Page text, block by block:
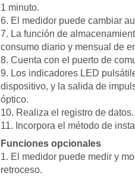
1 minuto.
6. El medidor puede cambiar
7. La función de
consumo diario y mensual de
8. Cuenta con el puerto de
9. Los indicadores LED
dispositivo, y la salida de
óptico.
10. Realiza el registro de datos.
11. Incorpora el método de
Funciones opcionales
1. El medidor puede medir y
retroceso.